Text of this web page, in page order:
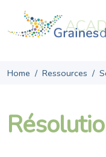
content
Home / Ressources /